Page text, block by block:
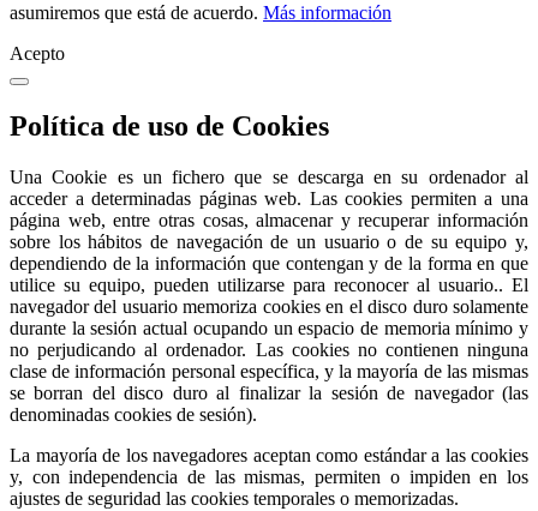
asumiremos que está de acuerdo. Más información
Acepto
Política de uso de Cookies
Una Cookie es un fichero que se descarga en su ordenador al
acceder a determinadas páginas web. Las cookies permiten a una
página web, entre otras cosas, almacenar y recuperar información
sobre los hábitos de navegación de un usuario o de su equipo y,
dependiendo de la información que contengan y de la forma en que
utilice su equipo, pueden utilizarse para reconocer al usuario.. El
navegador del usuario memoriza cookies en el disco duro solamente
durante la sesión actual ocupando un espacio de memoria mínimo y
no perjudicando al ordenador. Las cookies no contienen ninguna
clase de información personal específica, y la mayoría de las mismas
se borran del disco duro al finalizar la sesión de navegador (las
denominadas cookies de sesión).
La mayoría de los navegadores aceptan como estándar a las cookies
y, con independencia de las mismas, permiten o impiden en los
ajustes de seguridad las cookies temporales o memorizadas.